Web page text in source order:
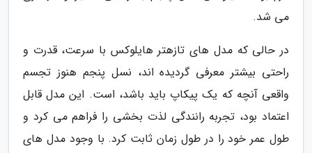
می شد.
در حالی که مدل های تازهتر هایلوکس با سرعت، قدرت و
راحتی بیشتر معرفی گردیده اند، نسل پنجم هنوز تجسم
واقعی آنچه که یک پیکاپ باید باشد، است. این مدل قابل
اعتماد بود، تجربه رانندگی لذت بخشی را فراهم می کرد و
طول عمر خود را در طول زمان ثابت کرد. با وجود مدل های